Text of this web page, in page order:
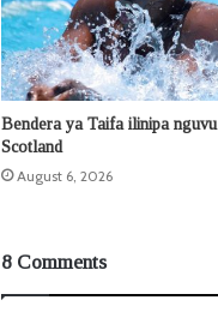
Bendera ya Taifa ilinipa nguvu
Scotland
August 6, 2026
8 Comments